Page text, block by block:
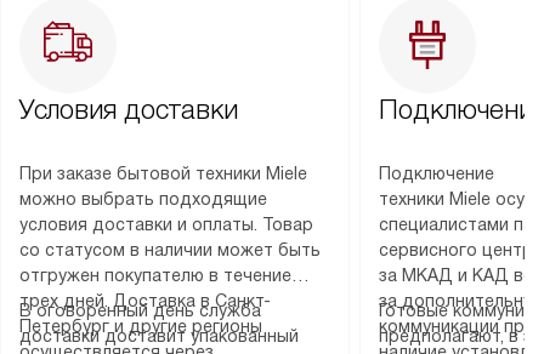
Условия доставки
При заказе бытовой техники Miele
можно выбрать подходящие
условия доставки и оплаты. Товар
со статусом в наличии может быть
отгружен покупателю в течение
трех дней. Доставка в Санкт-
Петербург и другие регионы
В оговоренный день служба
доставки доставит упакованный
Подключение
техники Miele
специалистами
сервисного
за МКАД и КАД
за
коммуникации
Готовые
предполагают, в